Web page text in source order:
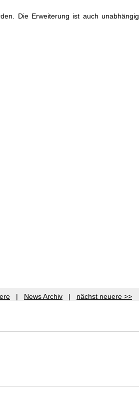
Die Erweiterung ist auch unabhängig
| News Archiv | nächst neuere >>